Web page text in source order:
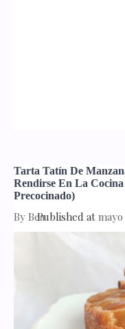
Tarta Tatín De
Rendirse En La
Precocinado)
By BeaPublished at mayo